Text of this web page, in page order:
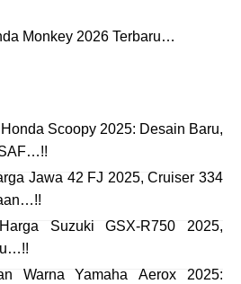
Monkey 2026 Terbaru…
Scoopy 2025: Desain Baru,
Jawa 42 FJ 2025, Cruiser 334
Suzuki GSX-R750 2025,
Warna Yamaha Aerox 2025: